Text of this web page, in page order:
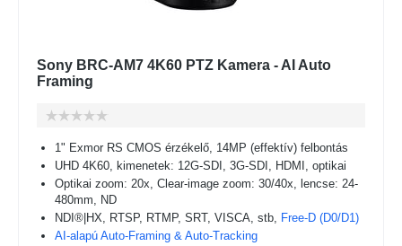
Sony BRC-AM7 4K60 PTZ Kamera - AI Auto
Framing
1" Exmor RS CMOS érzékelő, 14MP (effektív) felbontás
UHD 4K60, kimenetek: 12G-SDI, 3G-SDI, HDMI, optikai
Optikai zoom: 20x, Clear-image zoom: 30/40x, lencse: 24-
480mm, ND
NDI®|HX, RTSP, RTMP, SRT, VISCA, stb, Free-D (D0/D1)
AI-alapú Auto-Framing & Auto-Tracking